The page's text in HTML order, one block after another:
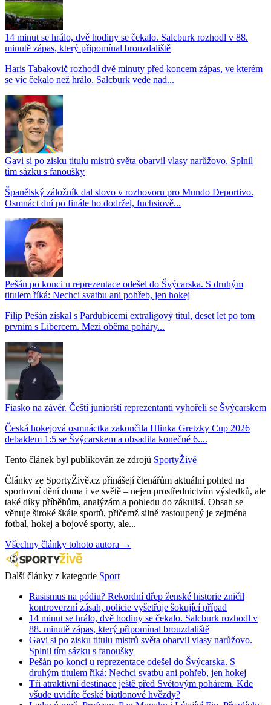
14 minut se hrálo, dvě hodiny se čekalo. Salcburk rozhodl v 88.
minutě zápas, který připomínal brouzdaliště
Haris Tabakovič rozhodl dvě minuty před koncem zápas, ve kterém
se víc čekalo než hrálo. Salcburk vede nad...
Gavi si po zisku titulu mistrů světa obarvil vlasy narůžovo. Splnil
tím sázku s fanoušky
Španělský záložník dal slovo v rozhovoru pro Mundo Deportivo.
Osmnáct dní po finále ho dodržel, fuchsiově...
Pešán po konci u reprezentace odešel do Švýcarska. S druhým
titulem říká: Nechci svatbu ani pohřeb, jen hokej
Filip Pešán získal s Pardubicemi extraligový titul, deset let po tom
prvním s Libercem. Mezi oběma poháry...
Fiasko na závěr. Čeští juniorští reprezentanti vyhořeli se Švýcarskem
Česká hokejová osmnáctka zakončila Hlinka Gretzky Cup 2026
debaklem 1:5 se Švýcarskem a obsadila konečné 6....
Tento článek byl publikován ze zdrojů SportyŽivě
Články ze SportyŽivě.cz přinášejí čtenářům aktuální pohled na
sportovní dění doma i ve světě – nejen prostřednictvím výsledků, ale
také díky příběhům, analýzám a pohledu do zákulisí. Obsah se
věnuje široké škále sportů, přičemž silně zastoupený je zejména
fotbal, hokej a bojové sporty, ale...
Všechny články tohoto autora →
Další články z kategorie Sport
Rasismus na pódiu? Rekordní dřep ženské historie zničil
kontroverzní zásah, policie vyšetřuje šokující případ
14 minut se hrálo, dvě hodiny se čekalo. Salcburk rozhodl v
88. minutě zápas, který připomínal brouzdaliště
Gavi si po zisku titulu mistrů světa obarvil vlasy narůžovo.
Splnil tím sázku s fanoušky
Pešán po konci u reprezentace odešel do Švýcarska. S
druhým titulem říká: Nechci svatbu ani pohřeb, jen hokej
Tři atraktivní destinace ještě před Světovým pohárem. Kde
všude uvidíte české biatlonové hvězdy?